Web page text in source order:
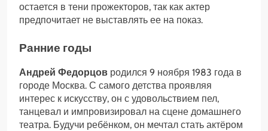
остается в тени прожекторов, так как актер
предпочитает не выставлять ее на показ.
Ранние годы
Андрей Федорцов родился 9 ноября 1983 года в
городе Москва. С самого детства проявляя
интерес к искусству, он с удовольствием пел,
танцевал и импровизировал на сцене домашнего
театра. Будучи ребёнком, он мечтал стать актёром